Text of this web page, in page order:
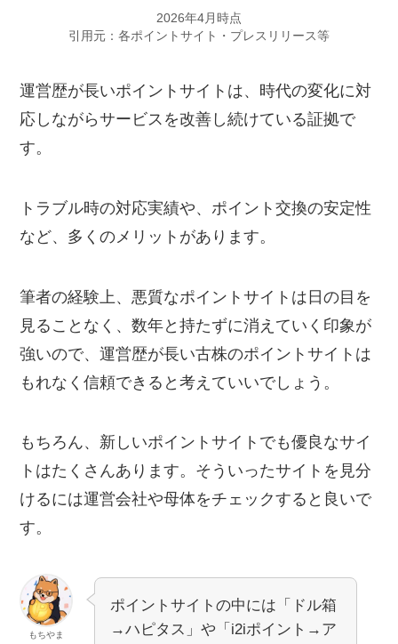
2026年4月時点
引用元：各ポイントサイト・プレスリリース等
運営歴が長いポイントサイトは、時代の変化に対
応しながらサービスを改善し続けている証拠で
す。
トラブル時の対応実績や、ポイント交換の安定性
など、多くのメリットがあります。
筆者の経験上、悪質なポイントサイトは日の目を
見ることなく、数年と持たずに消えていく印象が
強いので、運営歴が長い古株のポイントサイトは
もれなく信頼できると考えていいでしょう。
もちろん、新しいポイントサイトでも優良なサイ
トはたくさんあります。そういったサイトを見分
けるには運営会社や母体をチェックすると良いで
す。
もちやま
ポイントサイトの中には「ドル箱
→ハピタス」や「i2iポイント→ア